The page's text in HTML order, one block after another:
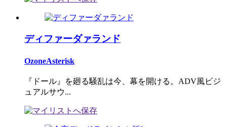
ディファーダァランド
OzoneAsterisk
『ドール』を廻る騒乱は今、幕を開ける。ADV風ビジ
ュアルサウ...